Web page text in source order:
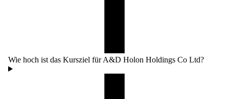
Wie hoch ist das Kursziel für A&D Holon Holdings Co Ltd?